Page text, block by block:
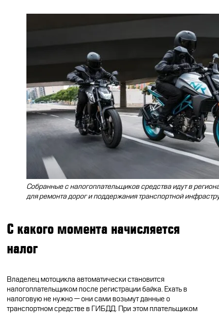
ЗАПЧАСТИ
МАСЛО
CFMOTO РЕКОМЕНДУЕТ
CFMOTO ФИНАНС
ЛИЗИНГ
СТАТЬ ПОСТАВЩИКОМ
ПУТЕШЕСТВИЯ
CFMOTO EXPERIENCE
CFMOTO Х СИМАЧЁВ
ТЕСТ-ДРАЙВ CFMOTO
CFMOTO EXPERIENCE
CFMOTO TRAVEL
КВАДРОЦИКЛЫ
МОТОЦИКЛЫ
ДЛЯ ДИЛЕРОВ
Дилеры
Найти дилера
Стать дилером
Конфигуратор
Собранные с налогоплательщиков средства идут в
для ремонта дорог и поддержания транспортной
С какого момента начисляется
налог
Владелец мотоцикла автоматически становится
налогоплательщиком после регистрации байка. Ехать в
налоговую не нужно — они сами возьмут данные о
транспортном средстве в ГИБДД. При этом плательщиком